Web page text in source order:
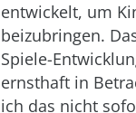
entwickelt, um
beizubringen.
Spiele-
ernsthaft in
ich das nicht